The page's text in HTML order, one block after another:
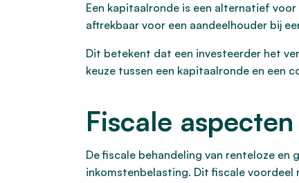
Een kapitaalronde is een alternatief
aftrekbaar voor een aandeelhouder bij
Dit betekent dat een investeerder het
keuze tussen een kapitaalronde en een
Fiscale
De fiscale behandeling van renteloze en
inkomstenbelasting. Dit fiscale voordeel